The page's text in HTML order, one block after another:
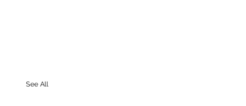
See All